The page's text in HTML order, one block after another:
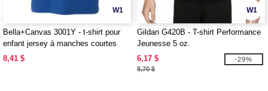
W1
Bella+Canvas 3001Y - t-shirt pour
enfant jersey à manches courtes
8,41 $
W1
Gildan G420B - T-shirt Performance
Jeunesse 5 oz.
6,17 $
8,70 $
-29%